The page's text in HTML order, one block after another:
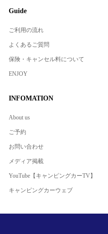
Guide
ご利用の流れ
よくあるご質問
保険・キャンセル料について
ENJOY
INFOMATION
About us
ご予約
お問い合わせ
メディア掲載
YouTube【キャンピングカーTV】
キャンピングカーウェブ